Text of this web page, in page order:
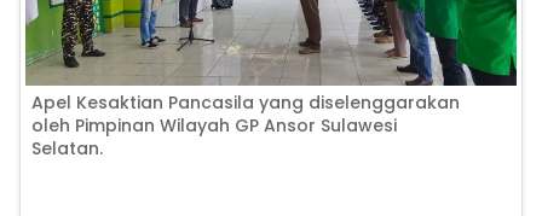
Apel Kesaktian Pancasila yang diselenggarakan
oleh Pimpinan Wilayah GP Ansor Sulawesi
Selatan.